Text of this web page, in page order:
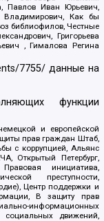
Павлов Иван Юрьевич,
Владимирович, Как бы
библиофилов, Честные
Григорьева
, Гималова Регина
7755/ данные на
функции
и европейской
прав граждан Штаб,
с коррупцией, Альянс
Открытый Петербург,
инициатива,
преступности,
Центр поддержки и
В защиту прав
информационных
социальных движений,